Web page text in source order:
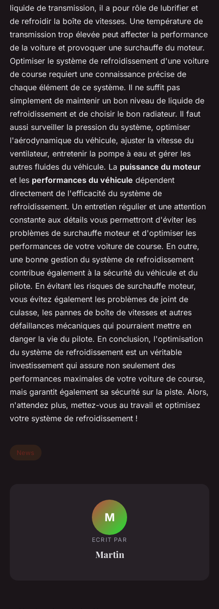
liquide de transmission, il a pour rôle de lubrifier et
de refroidir la boîte de vitesses. Une température de
transmission trop élevée peut affecter la performance
de la voiture et provoquer une surchauffe du moteur.
Optimiser le système de refroidissement d'une voiture
de course requiert une connaissance précise de
chaque élément de ce système. Il ne suffit pas
simplement de maintenir un bon niveau de liquide de
refroidissement et de choisir le bon radiateur. Il faut
aussi surveiller la pression du système, optimiser
l'aérodynamique du véhicule, ajuster la vitesse du
ventilateur, entretenir la pompe à eau et gérer les
autres fluides du véhicule. La puissance du moteur
et les performances du véhicule dépendent
directement de l'efficacité du système de
refroidissement. Un entretien régulier et une attention
constante aux détails vous permettront d'éviter les
problèmes de surchauffe moteur et d'optimiser les
performances de votre voiture de course. En outre,
une bonne gestion du système de refroidissement
contribue également à la sécurité du véhicule et du
pilote. En évitant les risques de surchauffe moteur,
vous évitez également les problèmes de joint de
culasse, les pannes de boîte de vitesses et autres
défaillances mécaniques qui pourraient mettre en
danger la vie du pilote. En conclusion, l'optimisation
du système de refroidissement est un véritable
investissement qui assure non seulement des
performances maximales de votre voiture de course,
mais garantit également sa sécurité sur la piste. Alors,
n'attendez plus, mettez-vous au travail et optimisez
votre système de refroidissement !
News
M
ECRIT PAR
Martin